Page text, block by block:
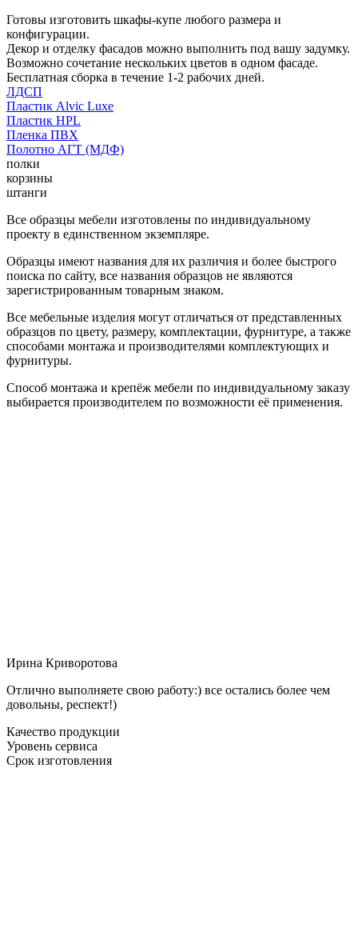
Готовы изготовить шкафы-купе любого размера и
конфигурации.
Декор и отделку фасадов можно выполнить под вашу задумку.
Возможно сочетание нескольких цветов в одном фасаде.
Бесплатная сборка в течение 1-2 рабочих дней.
ЛДСП
Пластик Alvic Luxe
Пластик HPL
Пленка ПВХ
Полотно АГТ (МДФ)
полки
корзины
штанги
Все образцы мебели изготовлены по индивидуальному
проекту в единственном экземпляре.
Образцы имеют названия для их различия и более быстрого
поиска по сайту, все названия образцов не являются
зарегистрированным товарным знаком.
Все мебельные изделия могут отличаться от представленных
образцов по цвету, размеру, комплектации, фурнитуре, а также
способами монтажа и производителями комплектующих и
фурнитуры.
Способ монтажа и крепёж мебели по индивидуальному заказу
выбирается производителем по возможности её применения.
Ирина Криворотова
Отлично выполняете свою работу:) все остались более чем
довольны, респект!)
Качество продукции
Уровень сервиса
Срок изготовления